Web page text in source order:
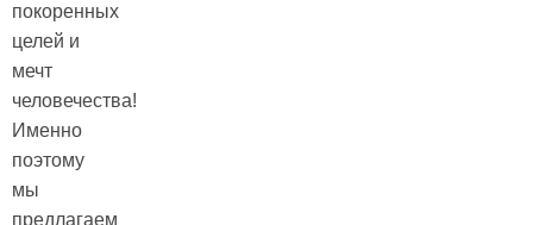
покоренных
целей и
мечт
человечества!
Именно
поэтому
мы
предлагаем